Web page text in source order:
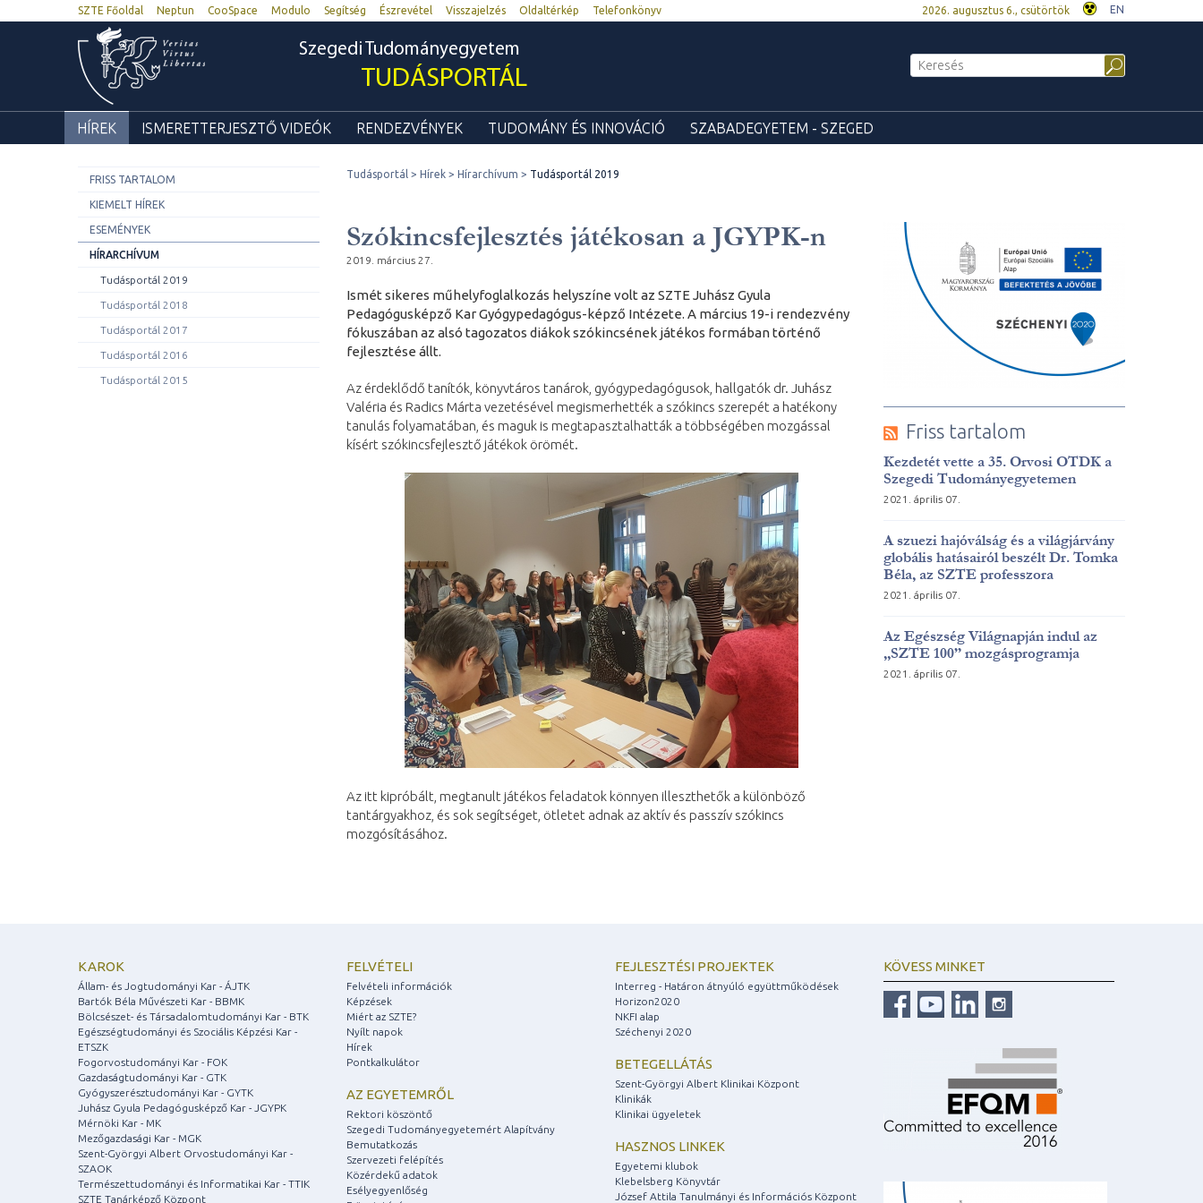
SZTE Főoldal Neptun CooSpace Modulo Segítség Észrevétel Visszajelzés Oldaltérkép Telefonkönyv 2026. augusztus 6., csütörtök EN
Szegedi Tudományegyetem
TUDÁSPORTÁL
HÍREK ISMERETTERJESZTŐ VIDEÓK RENDEZVÉNYEK TUDOMÁNY ÉS INNOVÁCIÓ SZABADEGYETEM - SZEGED
FRISS TARTALOM
KIEMELT HÍREK
ESEMÉNYEK
HÍRARCHÍVUM
Tudásportál 2019
Tudásportál 2018
Tudásportál 2017
Tudásportál 2016
Tudásportál 2015
Tudásportál Hírek Hírarchívum Tudásportál 2019
Szókincsfejlesztés játékosan a JGYPK-n
2019. március 27.
Ismét sikeres műhelyfoglalkozás helyszíne volt az SZTE Juhász Gyula
Pedagógusképző Kar Gyógypedagógus-képző Intézete. A március 19-i rendezvény
fókuszában az alsó tagozatos diákok szókincsének játékos formában történő
fejlesztése állt.
Az érdeklődő tanítók, könyvtáros tanárok, gyógypedagógusok, hallgatók dr. Juhász
Valéria és Radics Márta vezetésével megismerhették a szókincs szerepét a hatékony
tanulás folyamatában, és maguk is megtapasztalhatták a többségében mozgással
kísért szókincsfejlesztő játékok örömét.
Az itt kipróbált, megtanult játékos feladatok könnyen illeszthetők a különböző
tantárgyakhoz, és sok segítséget, ötletet adnak az aktív és passzív szókincs
mozgósításához.
Friss tartalom
Kezdetét vette a 35. Orvosi OTDK a
Szegedi Tudományegyetemen
2021. április 07.
A szuezi hajóválság és a világjárvány
globális hatásairól beszélt Dr. Tomka
Béla, az SZTE professzora
2021. április 07.
Az Egészség Világnapján indul az
„SZTE 100” mozgásprogramja
2021. április 07.
KAROK
Állam- és Jogtudományi Kar - ÁJTK
Bartók Béla Művészeti Kar - BBMK
Bölcsészet- és Társadalomtudományi Kar - BTK
Egészségtudományi és Szociális Képzési Kar -
ETSZK
Fogorvostudományi Kar - FOK
Gazdaságtudományi Kar - GTK
Gyógyszerésztudományi Kar - GYTK
Juhász Gyula Pedagógusképző Kar - JGYPK
Mérnöki Kar - MK
Mezőgazdasági Kar - MGK
Szent-Györgyi Albert Orvostudományi Kar -
SZAOK
Természettudományi és Informatikai Kar - TTIK
SZTE Tanárképző Központ
FELVÉTELI
Felvételi információk
Képzések
Miért az SZTE?
Nyílt napok
Hírek
Pontkalkulátor
AZ EGYETEMRŐL
Rektori köszöntő
Szegedi Tudományegyetemért Alapítvány
Bemutatkozás
Szervezeti felépítés
Közérdekű adatok
Esélyegyenlőség
FEJLESZTÉSI PROJEKTEK
Interreg - Határon átnyúló együttműködések
Horizon2020
NKFI alap
Széchenyi 2020
BETEGELLÁTÁS
Szent-Györgyi Albert Klinikai Központ
Klinikák
Klinikai ügyeletek
HASZNOS LINKEK
Egyetemi klubok
Klebelsberg Könyvtár
József Attila Tanulmányi és Információs Központ
KÖVESS MINKET